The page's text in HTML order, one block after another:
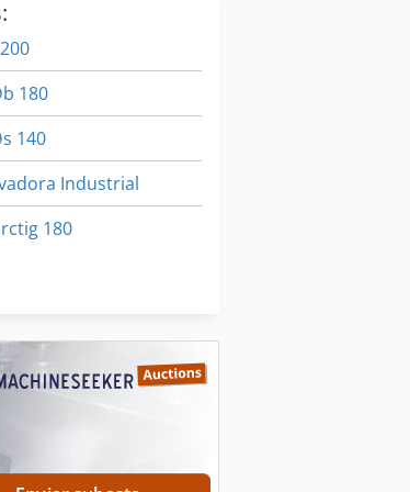
180
140
Industrial
180